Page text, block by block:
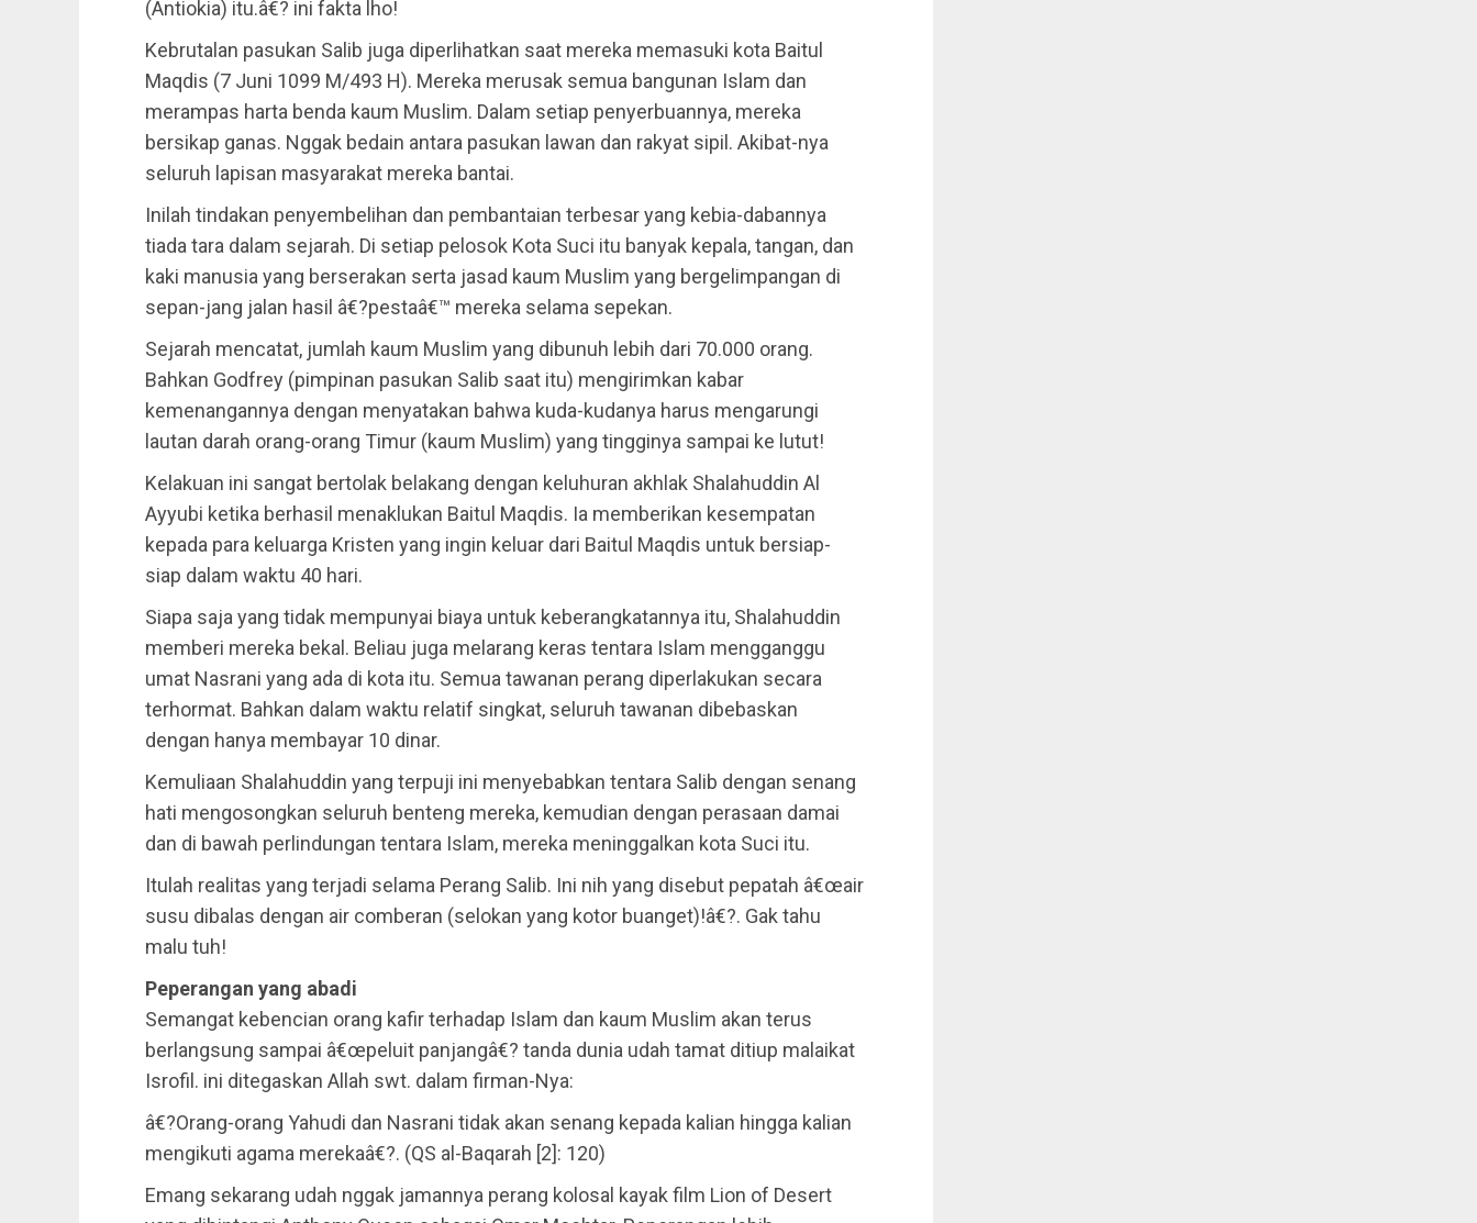
(Antiokia) itu.â€? ini fakta lho!
Kebrutalan pasukan Salib juga diperlihatkan saat mereka memasuki kota Baitul
Maqdis (7 Juni 1099 M/493 H). Mereka merusak semua bangunan Islam dan
merampas harta benda kaum Muslim. Dalam setiap penyerbuannya, mereka
bersikap ganas. Nggak bedain antara pasukan lawan dan rakyat sipil. Akibat-nya
seluruh lapisan masyarakat mereka bantai.
Inilah tindakan penyembelihan dan pembantaian terbesar yang kebia-dabannya
tiada tara dalam sejarah. Di setiap pelosok Kota Suci itu banyak kepala, tangan, dan
kaki manusia yang berserakan serta jasad kaum Muslim yang bergelimpangan di
sepan-jang jalan hasil â€?pestaâ€™ mereka selama sepekan.
Sejarah mencatat, jumlah kaum Muslim yang dibunuh lebih dari 70.000 orang.
Bahkan Godfrey (pimpinan pasukan Salib saat itu) mengirimkan kabar
kemenangannya dengan menyatakan bahwa kuda-kudanya harus mengarungi
lautan darah orang-orang Timur (kaum Muslim) yang tingginya sampai ke lutut!
Kelakuan ini sangat bertolak belakang dengan keluhuran akhlak Shalahuddin Al
Ayyubi ketika berhasil menaklukan Baitul Maqdis. Ia memberikan kesempatan
kepada para keluarga Kristen yang ingin keluar dari Baitul Maqdis untuk bersiap-
siap dalam waktu 40 hari.
Siapa saja yang tidak mempunyai biaya untuk keberangkatannya itu, Shalahuddin
memberi mereka bekal. Beliau juga melarang keras tentara Islam mengganggu
umat Nasrani yang ada di kota itu. Semua tawanan perang diperlakukan secara
terhormat. Bahkan dalam waktu relatif singkat, seluruh tawanan dibebaskan
dengan hanya membayar 10 dinar.
Kemuliaan Shalahuddin yang terpuji ini menyebabkan tentara Salib dengan senang
hati mengosongkan seluruh benteng mereka, kemudian dengan perasaan damai
dan di bawah perlindungan tentara Islam, mereka meninggalkan kota Suci itu.
Itulah realitas yang terjadi selama Perang Salib. Ini nih yang disebut pepatah â€œair
susu dibalas dengan air comberan (selokan yang kotor buanget)!â€?. Gak tahu
malu tuh!
Peperangan yang abadi
Semangat kebencian orang kafir terhadap Islam dan kaum Muslim akan terus
berlangsung sampai â€œpeluit panjangâ€? tanda dunia udah tamat ditiup malaikat
Isrofil. ini ditegaskan Allah swt. dalam firman-Nya:
â€?Orang-orang Yahudi dan Nasrani tidak akan senang kepada kalian hingga kalian
mengikuti agama merekaâ€?. (QS al-Baqarah [2]: 120)
Emang sekarang udah nggak jamannya perang kolosal kayak film Lion of Desert